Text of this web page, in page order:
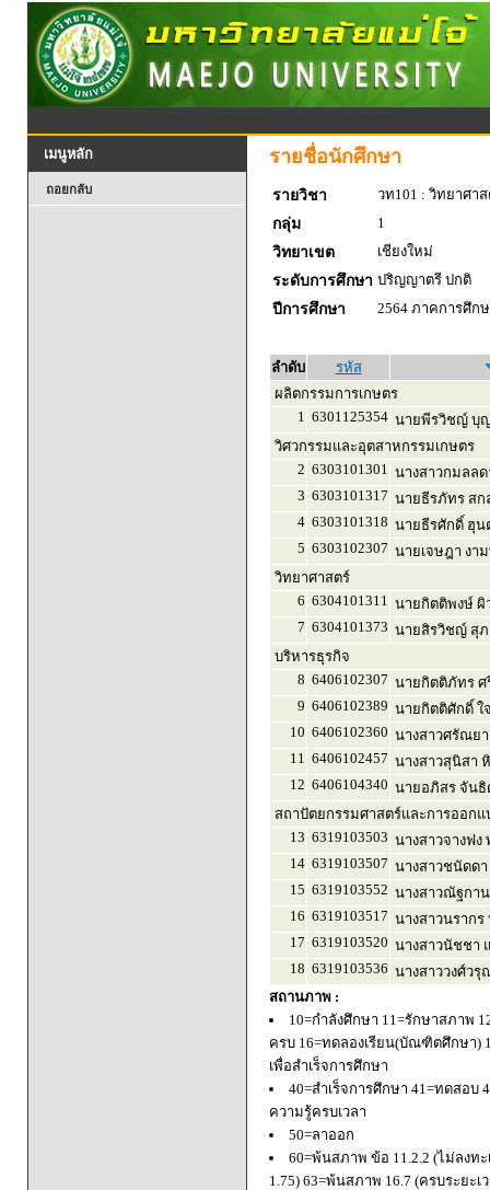
เมนูหลัก
ถอยกลับ
รายชื่อนักศึกษา
รายวิชา
วท101 : วิทยาศา
กลุ่ม
1
วิทยาเขต
เชียงใหม่
ระดับการศึกษา ปริญญาตรี ปกติ
ปีการศึกษา
2564 ภาคการศึก
ลำดับ
รหัส
ผลิตกรรมการเกษตร
1 6301125354 นายพีรวิชญ์ บุญ
วิศวกรรมและอุตสาหกรรมเกษตร
2 6303101301 นางสาวกมลลด
3 6303101317 นายธีรภัทร ส
4 6303101318 นายธีรศักดิ์ ฮุน
5 6303102307 นายเจษฎา งา
วิทยาศาสตร์
6 6304101311 นายกิตติพงษ์ ผิ
7 6304101373 นายสิรวิชญ์ สุ
บริหารธุรกิจ
8 6406102307 นายกิตติภัทร ศ
9 6406102389 นายกิตติศักดิ์ ใ
10 6406102360 นางสาวศรัณย
11 6406102457 นางสาวสุนิสา
12 6406104340 นายอภิสร จันธิ
สถาปัตยกรรมศาสตร์และการออก
13 6319103503 นางสาวจางฟง
14 6319103507 นางสาวชนัดดา
15 6319103552 นางสาวณัฐกา
16 6319103517 นางสาวนราก
17 6319103520 นางสาวนัชชา
18 6319103536 นางสาววงศ์ว
สถานภาพ :
10=กำลังศึกษา 11=รักษาสภาพ
ครบ 16=ทดลองเรียน(บัณฑิตศึกษา)
เพื่อสำเร็จการศึกษา
40=สำเร็จการศึกษา 41=ทดสอบ
ความรู้ครบเวลา
50=ลาออก
60=พ้นสภาพ ข้อ 11.2.2 (ไม่ลงท
1.75) 63=พ้นสภาพ 16.7 (ครบระยะ